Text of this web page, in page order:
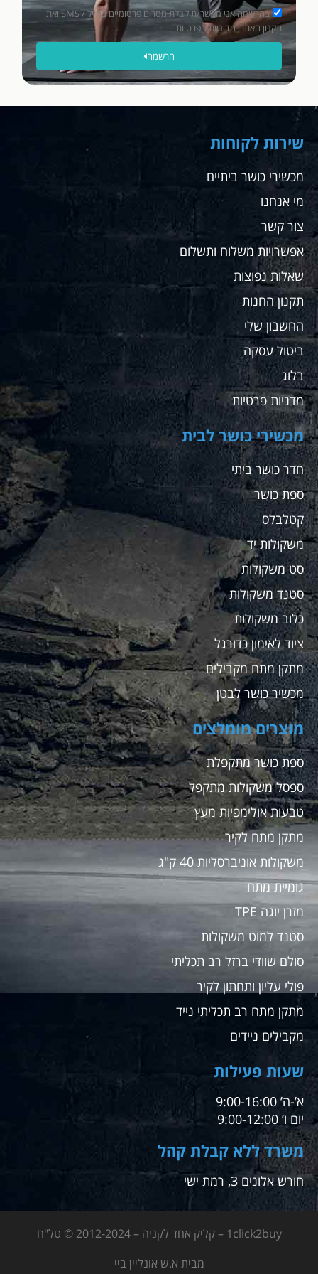
וטוב
יותר
ללא
תשלום,
רבה.
פשוט
מאוד
בהרשמה אני מאשר/ת קבלת מסרים פרסומיים במייל / SMS ואת
תקנון האתר, מדיניות הפרטיות.
הרשמה
שירות לקוחות
מכשירי כושר ביתיים
מי אנחנו
צור קשר
אפשרויות משלוח ותשלום
שאלות נפוצות
תקנון החנות
החשבון שלי
ביטול עסקה
בלוג
מדניות פרטיות
מכשירי כושר לבית
חדר כושר ביתי
ספת כושר
קטלבלס
משקולות יד
סט משקולות
סטנד משקולות
כלוב משקולות
ציוד לאימון כדורגל
מתקן מתח מקבילים
מכשיר כושר לבטן
מוצרים מומלצים
ספת כושר מתקפלת
ספסל משקולות מתקפל
טבעות אולימפיות מעץ
מתקן מתח לקיר
משקולות אוניברסליות 40 ק"ג
גומיית מתח
מזרן יוגה TPE
סטנד למוט משקולות
סולם שוודי ברזל רב תכליתי
פולי עליון ותחתון לקיר
מתקן מתח רב תכליתי נייד
מקבילים ניידים
שעות פעילות
א’-ה’ 9:00-16:00
יום ו’ 9:00-12:00
משרד ללא קבלת קהל
חורש אלונים 3, רמת ישי
1click2buy – קליק אחד לקניה – 2012-2024 © טל"ח
מבית א.ש אונליין ביי